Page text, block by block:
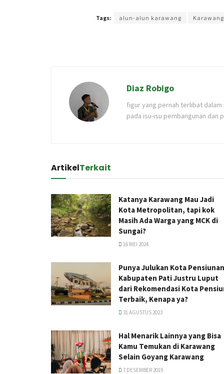
Tags: alun-alun karawang Karawang
Diaz Robigo
figur yang pernah terlibat
pada isu-isu pembangunan dan
ArtikelTerkait
Katanya Karawang Mau Jadi
Kota Metropolitan, tapi kok
Masih Ada Warga yang MCK di
Sungai?
16 MEI 2024
Punya Julukan Kota
Kabupaten Pati Justru Luput
dari Rekomendasi Kota
Terbaik, Kenapa ya?
31 AGUSTUS 2023
Hal Menarik Lainnya yang Bisa
Kamu Temukan di Karawang
Selain Goyang Karawang
7 DESEMBER 2019